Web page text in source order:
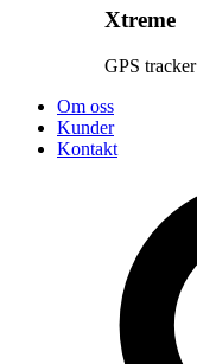
Xtreme
GPS tracker
Om oss
Kunder
Kontakt